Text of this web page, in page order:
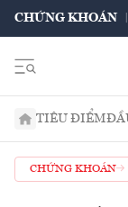
CHỨNG KHOÁN
TIÊU ĐIỂM
CHỨNG KHOÁN